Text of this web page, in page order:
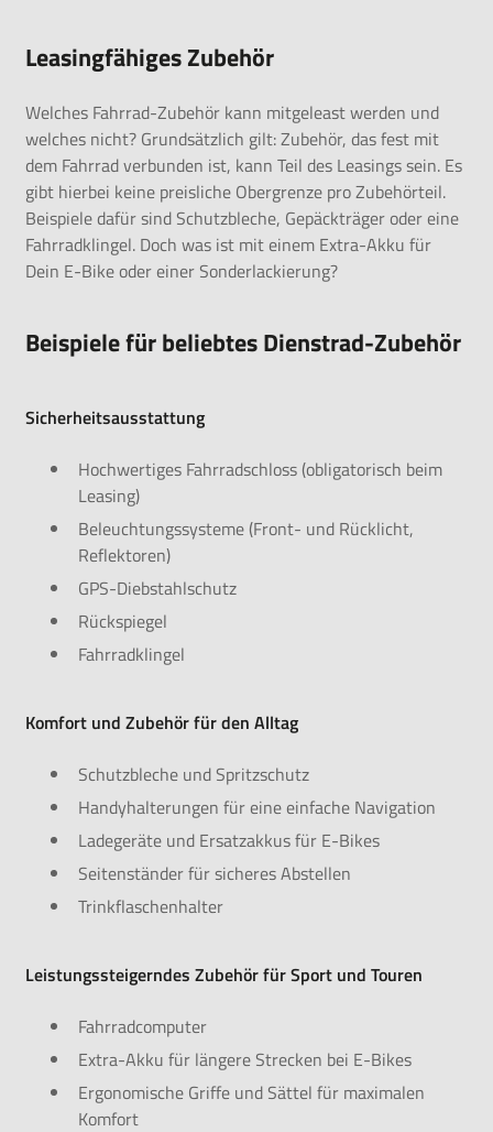
Leasingfähiges Zubehör
Welches Fahrrad-Zubehör kann mitgeleast werden und
welches nicht? Grundsätzlich gilt: Zubehör, das fest mit
dem Fahrrad verbunden ist, kann Teil des Leasings sein. Es
gibt hierbei keine preisliche Obergrenze pro Zubehörteil.
Beispiele dafür sind Schutzbleche, Gepäckträger oder eine
Fahrradklingel. Doch was ist mit einem Extra-Akku für
Dein E-Bike oder einer Sonderlackierung?
Beispiele für beliebtes Dienstrad-Zubehör
Sicherheitsausstattung
Hochwertiges Fahrradschloss (obligatorisch beim
Leasing)
Beleuchtungssysteme (Front- und Rücklicht,
Reflektoren)
GPS-Diebstahlschutz
Rückspiegel
Fahrradklingel
Komfort und Zubehör für den Alltag
Schutzbleche und Spritzschutz
Handyhalterungen für eine einfache Navigation
Ladegeräte und Ersatzakkus für E-Bikes
Seitenständer für sicheres Abstellen
Trinkflaschenhalter
Leistungssteigerndes Zubehör für Sport und Touren
Fahrradcomputer
Extra-Akku für längere Strecken bei E-Bikes
Ergonomische Griffe und Sättel für maximalen
Komfort